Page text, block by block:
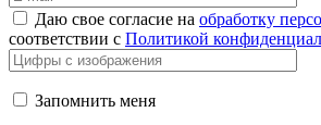
Даю свое согласие на обработку
соответствии с Политикой
Запомнить меня